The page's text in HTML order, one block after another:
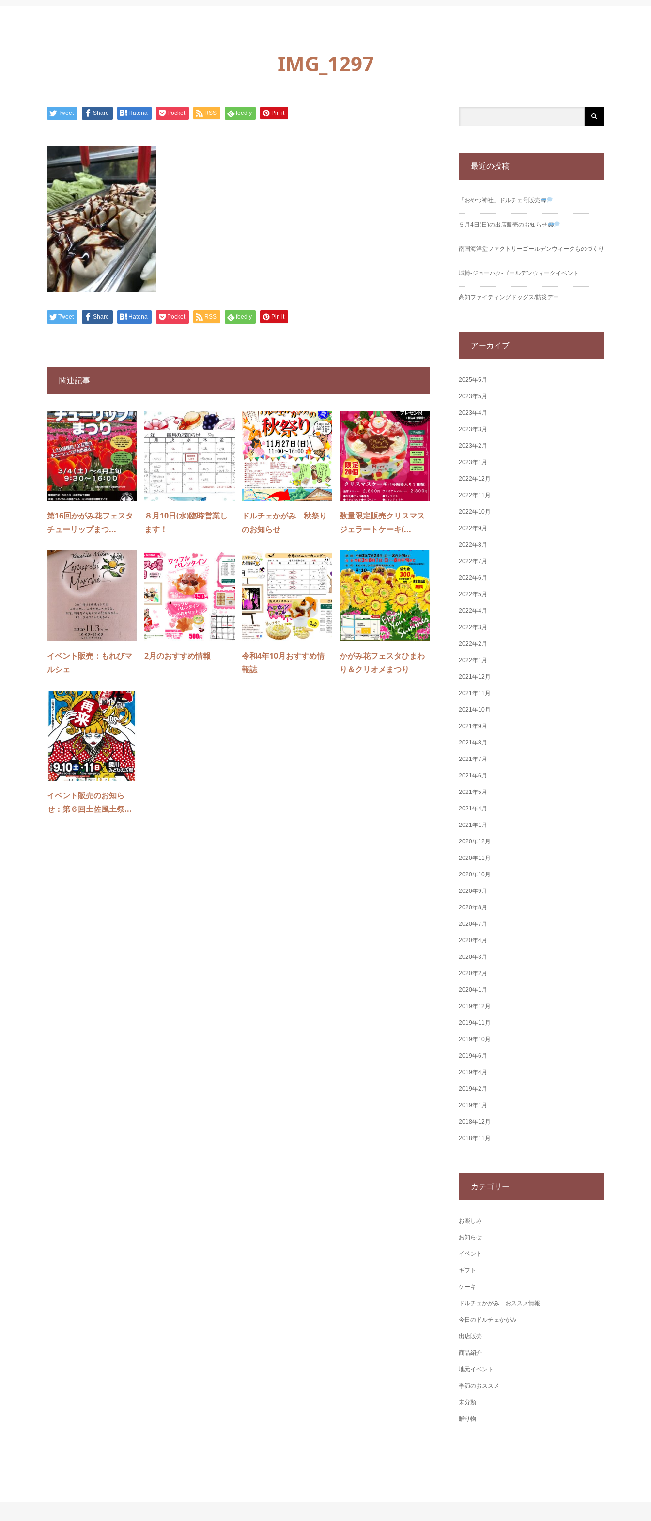
IMG_1297
Tweet Share Hatena Pocket RSS feedly Pin it
Tweet Share Hatena Pocket RSS feedly Pin it
関連記事
第16回かがみ花フェスタ
チューリップまつ...
８月10日(水)臨時営業し
ます！
ドルチェかがみ 秋祭り
のお知らせ
数量限定販売クリスマス
ジェラートケーキ(...
イベント販売：もれびマ
ルシェ
2月のおすすめ情報
令和4年10月おすすめ情
報誌
かがみ花フェスタひまわ
り＆クリオメまつり
イベント販売のお知ら
せ：第６回土佐風土祭...
最近の投稿
「おやつ神社」ドルチェ号販売
５月4日(日)の出店販売のお知らせ
南国海洋堂ファクトリーゴールデンウィークものづくり
城博‐ジョーハク‐ゴールデンウィークイベント
高知ファイティングドッグス/防災デー
アーカイブ
2025年5月
2023年5月
2023年4月
2023年3月
2023年2月
2023年1月
2022年12月
2022年11月
2022年10月
2022年9月
2022年8月
2022年7月
2022年6月
2022年5月
2022年4月
2022年3月
2022年2月
2022年1月
2021年12月
2021年11月
2021年10月
2021年9月
2021年8月
2021年7月
2021年6月
2021年5月
2021年4月
2021年1月
2020年12月
2020年11月
2020年10月
2020年9月
2020年8月
2020年7月
2020年4月
2020年3月
2020年2月
2020年1月
2019年12月
2019年11月
2019年10月
2019年6月
2019年4月
2019年2月
2019年1月
2018年12月
2018年11月
カテゴリー
お楽しみ
お知らせ
イベント
ギフト
ケーキ
ドルチェかがみ おススメ情報
今日のドルチェかがみ
出店販売
商品紹介
地元イベント
季節のおススメ
未分類
贈り物